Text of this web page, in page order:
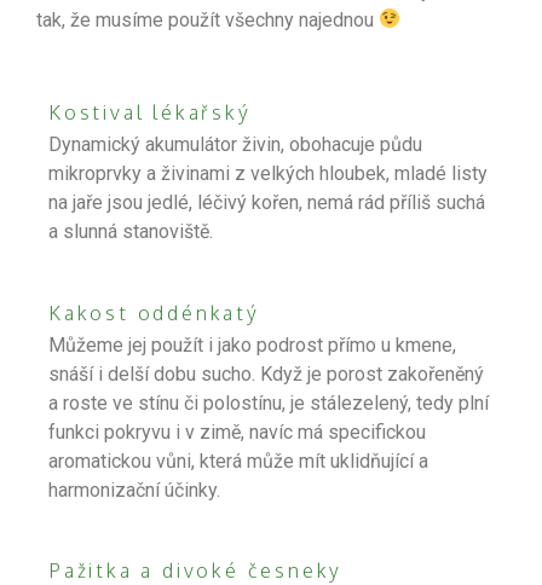
tak, že musíme použít všechny najednou
Kostival lékařský
Dynamický akumulátor živin, obohacuje půdu
mikroprvky a živinami z velkých hloubek, mladé listy
na jaře jsou jedlé, léčivý kořen, nemá rád příliš suchá
a slunná stanoviště.
Kakost oddénkatý
Můžeme jej použít i jako podrost přímo u kmene,
snáší i delší dobu sucho. Když je porost zakořeněný
a roste ve stínu či polostínu, je stálezelený, tedy plní
funkci pokryvu i v zimě, navíc má specifickou
aromatickou vůni, která může mít uklidňující a
harmonizační účinky.
Pažitka a divoké česneky